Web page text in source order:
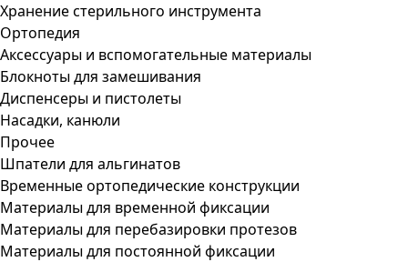
Хранение стерильного инструмента
Ортопедия
Аксессуары и вспомогательные материалы
Блокноты для замешивания
Диспенсеры и пистолеты
Насадки, канюли
Прочее
Шпатели для альгинатов
Временные ортопедические конструкции
Материалы для временной фиксации
Материалы для перебазировки протезов
Материалы для постоянной фиксации